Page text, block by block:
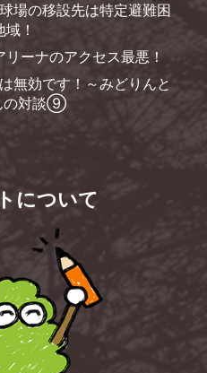
場の移設先は特定避難困
！
リーナのアクセス最悪！
無効です！～みどりんと
の対談⑨
について